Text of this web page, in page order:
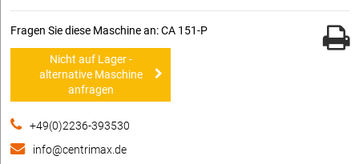
Fragen Sie diese Maschine an: CA 151-P
Nicht auf Lager -
alternative Maschine
anfragen
+49(0)2236-393530
info@centrimax.de